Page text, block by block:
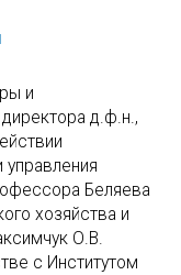
и
д.ф.н.,
Беляева
хозяйства и
О.В.
с Институтом